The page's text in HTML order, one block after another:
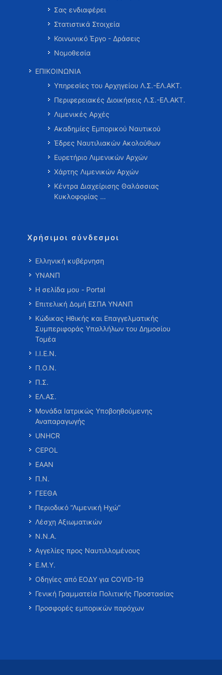
Σας ενδιαφέρει
Στατιστικά Στοιχεία
Κοινωνικό Έργο - Δράσεις
Νομοθεσία
ΕΠΙΚΟΙΝΩΝΙΑ
Υπηρεσίες του Αρχηγείου Λ.Σ.-ΕΛ.ΑΚΤ.
Περιφερειακές Διοικήσεις Λ.Σ.-ΕΛ.ΑΚΤ.
Λιμενικές Αρχές
Ακαδημίες Εμπορικού Ναυτικού
Έδρες Ναυτιλιακών Ακολούθων
Ευρετήριο Λιμενικών Αρχών
Χάρτης Λιμενικών Αρχών
Κέντρα Διαχείρισης Θαλάσσιας
Κυκλοφορίας …
Χρήσιμοι σύνδεσμοι
Ελληνική κυβέρνηση
ΥΝΑΝΠ
Η σελίδα μου - Portal
Επιτελική Δομή ΕΣΠΑ ΥΝΑΝΠ
Κώδικας Ηθικής και Επαγγελματικής
Συμπεριφοράς Υπαλλήλων του Δημοσίου
Τομέα
Ι.Ι.Ε.Ν.
Π.Ο.Ν.
Π.Σ.
ΕΛ.ΑΣ.
Μονάδα Ιατρικώς Υποβοηθούμενης
Αναπαραγωγής
UNHCR
CEPOL
ΕΑΑΝ
Π.Ν.
ΓΕΕΘΑ
Περιοδικό “Λιμενική Ηχώ”
Λέσχη Αξιωματικών
Ν.Ν.Α.
Αγγελίες προς Ναυτιλλομένους
Ε.Μ.Υ.
Οδηγίες από ΕΟΔΥ για COVID-19
Γενική Γραμματεία Πολιτικής Προστασίας
Προσφορές εμπορικών παρόχων